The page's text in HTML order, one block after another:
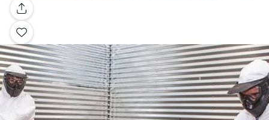
Galleria